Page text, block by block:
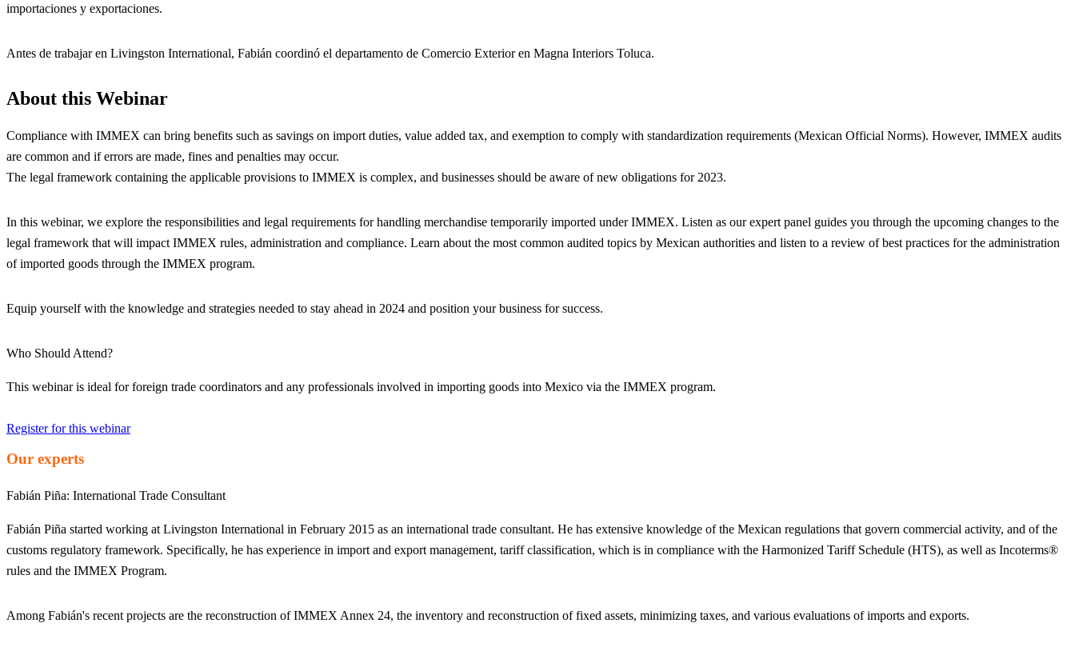
importaciones y exportaciones.
Antes de trabajar en Livingston International, Fabián coordinó el departamento de Comercio Exterior en Magna Interiors Toluca.
About this Webinar
Compliance with IMMEX can bring benefits such as savings on import duties, value added tax, and exemption to comply with standardization requirements (Mexican Official Norms). However, IMMEX audits
are common and if errors are made, fines and penalties may occur.
The legal framework containing the applicable provisions to IMMEX is complex, and businesses should be aware of new obligations for 2023.
In this webinar, we explore the responsibilities and legal requirements for handling merchandise temporarily imported under IMMEX. Listen as our expert panel guides you through the upcoming changes to the
legal framework that will impact IMMEX rules, administration and compliance. Learn about the most common audited topics by Mexican authorities and listen to a review of best practices for the administration
of imported goods through the IMMEX program.
Equip yourself with the knowledge and strategies needed to stay ahead in 2024 and position your business for success.
Who Should Attend?
This webinar is ideal for foreign trade coordinators and any professionals involved in importing goods into Mexico via the IMMEX program.
Register for this webinar
Our experts
Fabián Piña: International Trade Consultant
Fabián Piña started working at Livingston International in February 2015 as an international trade consultant. He has extensive knowledge of the Mexican regulations that govern commercial activity, and of the
customs regulatory framework. Specifically, he has experience in import and export management, tariff classification, which is in compliance with the Harmonized Tariff Schedule (HTS), as well as Incoterms®
rules and the IMMEX Program.
Among Fabián's recent projects are the reconstruction of IMMEX Annex 24, the inventory and reconstruction of fixed assets, minimizing taxes, and various evaluations of imports and exports.